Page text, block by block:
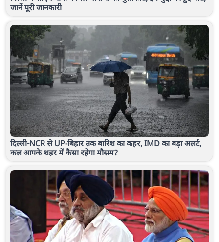
जानें पूरी जानकारी
दिल्ली-NCR से UP-बिहार तक बारिश का कहर, IMD का बड़ा अलर्ट,
कल आपके शहर में कैसा रहेगा मौसम?